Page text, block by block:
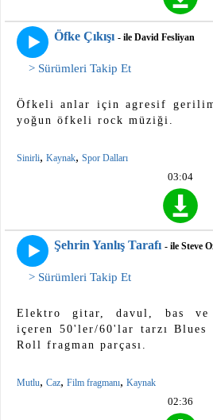
Öfke Çıkışı - ile David Fesliyan
> Sürümleri Takip Et
Öfkeli anlar için agresif
yoğun öfkeli rock müziği.
Sinirli, Kaynak, Spor Dalları
03:04
Şehrin Yanlış Tarafı - ile Steve
> Sürümleri Takip Et
Elektro gitar, davul, bas ve
içeren 50'ler/60'lar tarzı Blues
Roll fragman parçası.
Mutlu, Caz, Film fragmanı, Kaynak
02:36